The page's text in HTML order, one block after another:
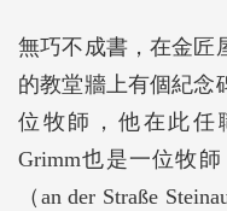
無巧不成書，在金匠
的教堂牆上有個紀念
位牧師，他在此任
Grimm也是一位牧
（an der Straße